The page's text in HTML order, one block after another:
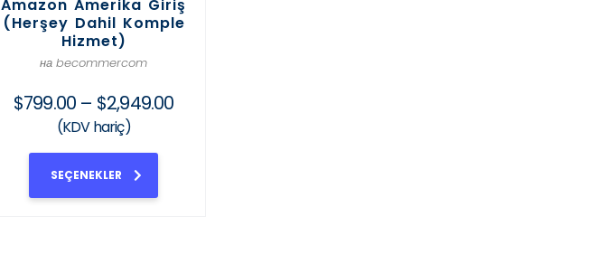
Amazon Amerika Giriş
(Herşey Dahil Komple
Hizmet)
на becommercom
$799.00 – $2,949.00
(KDV hariç)
SEÇENEKLER